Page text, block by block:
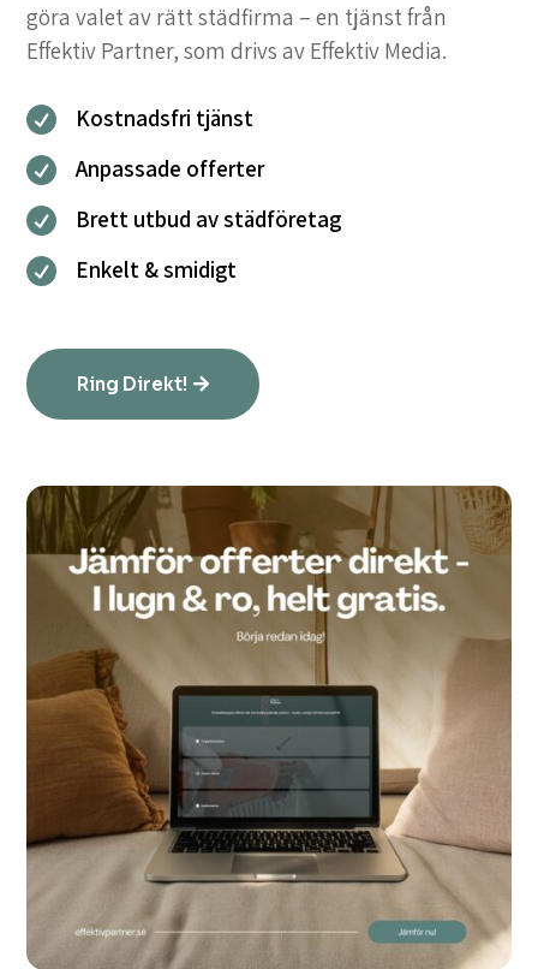
göra valet av rätt städfirma – en tjänst från
Effektiv Partner, som drivs av Effektiv Media.
 Kostnadsfri tjänst
 Anpassade offerter
 Brett utbud av städföretag
 Enkelt & smidigt
Ring Direkt!